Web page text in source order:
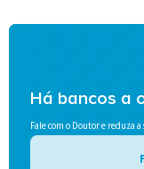
Há bancos a
Fale com o Doutor e reduza